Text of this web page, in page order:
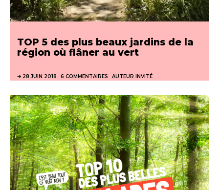
TOP 5 des plus beaux jardins de la
région où flâner au vert
28 JUIN 2018 6 COMMENTAIRES AUTEUR INVITÉ